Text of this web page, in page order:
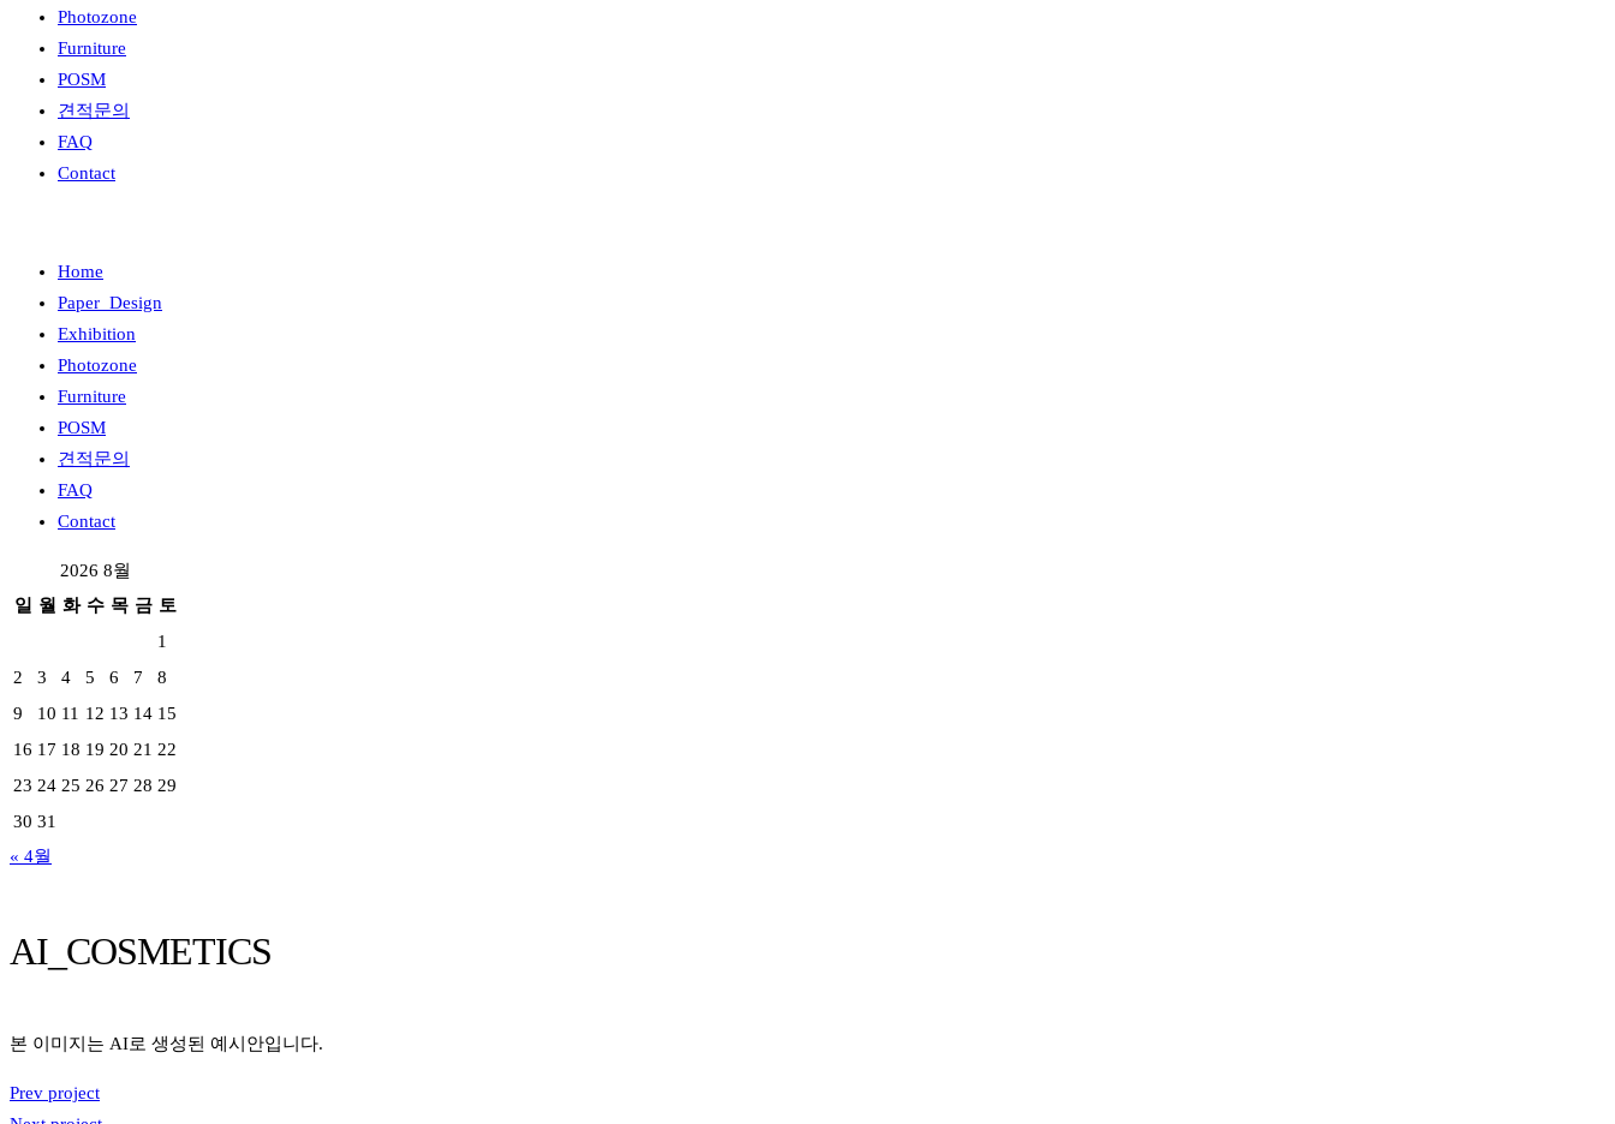
Photozone
Furniture
POSM
견적문의
FAQ
Contact
Home
Paper_Design
Exhibition
Photozone
Furniture
POSM
견적문의
FAQ
Contact
2026 8월
일 월 화 수 목 금 토
1
2
3 4 5 6 7
8
9
10 11 12 13 14 15
16 17 18 19 20 21 22
23 24 25 26 27 28 29
30 31
« 4월
AI_COSMETICS
본 이미지는 AI로 생성된 예시안입니다.
Prev project